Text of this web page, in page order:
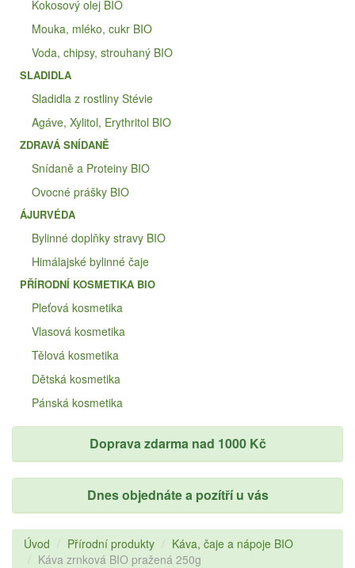
Kokosový olej BIO
Mouka, mléko, cukr BIO
Voda, chipsy, strouhaný BIO
SLADIDLA
Sladidla z rostliny Stévie
Agáve, Xylitol, Erythritol BIO
ZDRAVÁ SNÍDANĚ
Snídaně a Proteiny BIO
Ovocné prášky BIO
ÁJURVÉDA
Bylinné doplňky stravy BIO
Himálajské bylinné čaje
PŘÍRODNÍ KOSMETIKA BIO
Pleťová kosmetika
Vlasová kosmetika
Tělová kosmetika
Dětská kosmetika
Pánská kosmetika
Doprava zdarma nad 1000 Kč
Dnes objednáte a pozítří u vás
Úvod Přírodní produkty
Káva, čaje a nápoje BIO
Káva zrnková BIO pražená 250g